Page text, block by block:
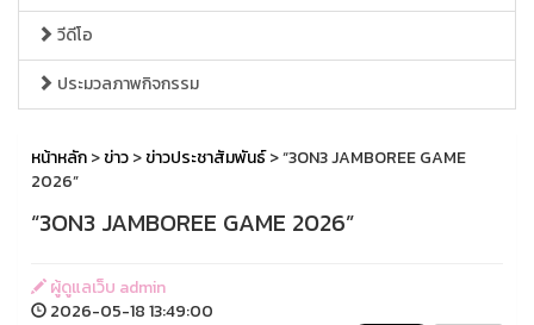
วีดีโอ
ประมวลภาพกิจกรรม
หน้าหลัก>ข่าว>ข่าวประชาสัมพันธ์> “3ON3 JAMBOREE GAME
2026”
“3ON3 JAMBOREE GAME 2026”
ผู้ดูแลเว็บ admin
2026-05-18 13:49:00